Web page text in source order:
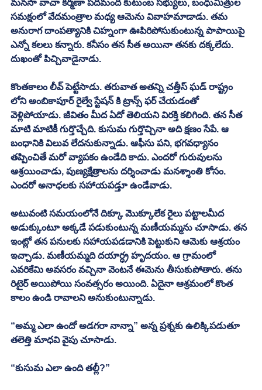
మనసా వాచా కర్మణా పదిమంది కుటుంబ సభ్యులు, బంధుమిత్రుల
సమక్షంలో వేదమంత్రాల మధ్య ఆమెను వివాహమాడాడు. తమ
అనురాగ దాంపత్యానికి చిహ్నంగా ఊపిరిపోసుకుంటున్న పాపాయిపై
ఎన్నో కలలు కన్నారు. కనీసం తన సీత అయినా తనకు దక్కలేదు.
దుఖంతో పిచ్చివాడైనాడు.
కొంతకాలం లీవ్ పెట్టేసాడు. తరువాత అతన్ని చత్తీస్ ఘడ్ రాష్ట్రం
లోని అంబికాపూర్ రైల్వే స్టేషన్ కి ట్రాన్స్ ఫర్ చేయడంతో
వెళ్లిపోయాడు. జీవితం మీద ఏదో తెలియని విరక్తి కలిగింది. తన సీత
మాటి మాటికీ గుర్తొచ్చేది. కుసుమ గుర్తొచ్చినా అది క్షణం సేపే. ఆ
బంధానికి విలువ లేదనుకున్నాడు. ఆఫీసు పని, భగవధ్యానం
తప్పించితే మరో వ్యాపకం ఉండేది కాదు. ఎందరో గురువులను
ఆశ్రయించాడు, పుణ్యక్షేత్రాలను దర్శించాడు మనశ్శాంతి కోసం.
ఎందరో అనాధలకు సహాయపడ్తూ ఉండేవాడు.
అటువంటి సమయంలోనే దిక్కూ మొక్కూలేక రైలు పట్టాలమీద
అడుక్కుంటూ అక్కడే పడుకుంటున్న మణీయమ్మను చూసాడు. తన
ఇంట్లో తన పనులకు సహాయపడడానికి పెట్టుకుని ఆమెకు ఆశ్రయం
ఇచ్చాడు. మణీయమ్మది దయార్ధ్ర హృదయం. ఆ గ్రామంలో
ఎవరికేమి అవసరం వచ్చినా వెంటనే ఈమెను తీసుకుపోతారు. తను
రిటైర్ అయిపోయి సంవత్సరం అయింది. ఏదైనా ఆశ్రమంలో కొంత
కాలం ఉండి రావాలని అనుకుంటున్నాడు.
“అమ్మ ఎలా ఉందో అడగరా నాన్నా” అన్న ప్రశ్నకు ఉలిక్కిపడుతూ
తలెత్తి మాధవి వైపు చూసాడు.
“కుసుమ ఎలా ఉంది తల్లీ?”